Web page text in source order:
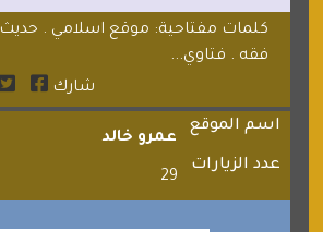
كلمات مفتاحية: موقع اسلامي .
فقه . فتاوي...
شارك
اسم الموقع
عمرو خالد
عدد الزيارات
29